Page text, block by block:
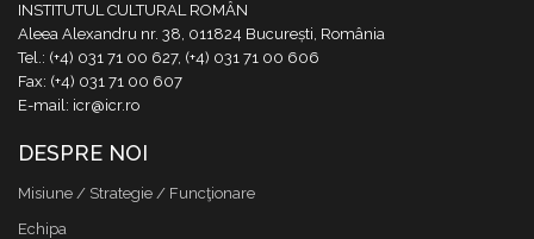
INSTITUTUL CULTURAL ROMÂN
Aleea Alexandru nr. 38, 011824 București, România
Tel.: (+4) 031 71 00 627, (+4) 031 71 00 606
Fax: (+4) 031 71 00 607
E-mail: icr@icr.ro
DESPRE NOI
Misiune / Strategie / Funcţionare
Echipa